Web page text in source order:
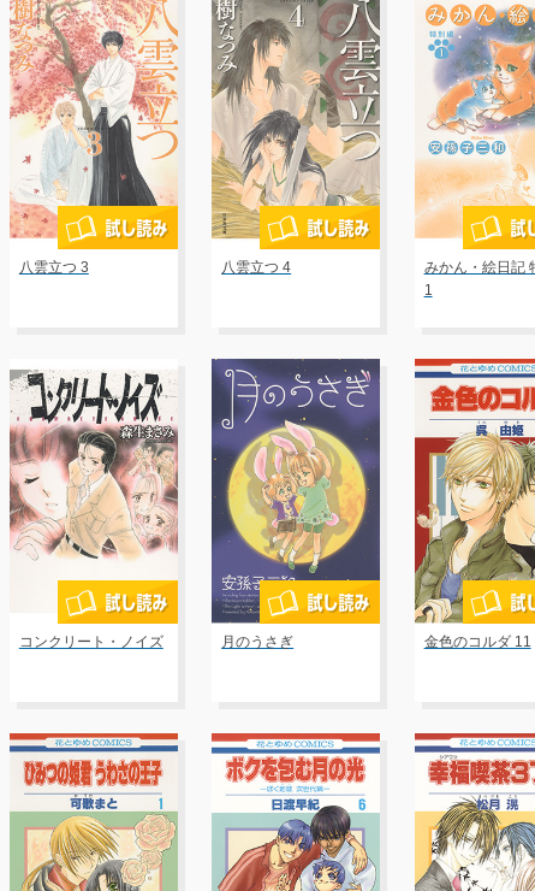
八雲立つ 3 八雲立つ 4
みかん・絵日記
1
コンクリート・ノイズ 月のうさぎ 金色のコルダ 11